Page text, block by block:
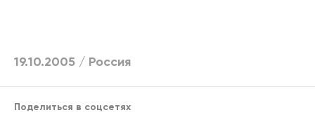
19.10.2005 / Россия
Поделиться в соцсетях